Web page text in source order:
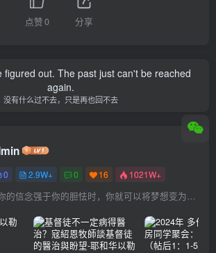
点赞0 分享
figured out. The past just can't be reached
again.
没有什么过不去，只是再也回不去
0 2.9W+ 0 16 1021W+
当你的信念强于你的胆怯时，你就可以将梦想变为现实了